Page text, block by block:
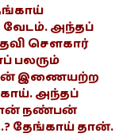
வேடம். அந்தப்
சௌகார்
பலரும்
தன் இணையற்ற
அந்தப்
நண்பன்
தேங்காய் தான்.